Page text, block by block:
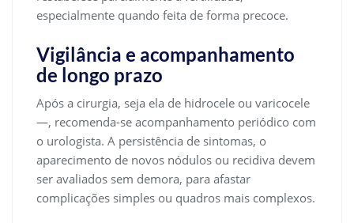
especialmente quando feita de forma precoce.
Vigilância e acompanhamento
de longo prazo
Após a cirurgia, seja ela de hidrocele ou varicocele
—, recomenda-se acompanhamento periódico com
o urologista. A persistência de sintomas, o
aparecimento de novos nódulos ou recidiva devem
ser avaliados sem demora, para afastar
complicações simples ou quadros mais complexos.